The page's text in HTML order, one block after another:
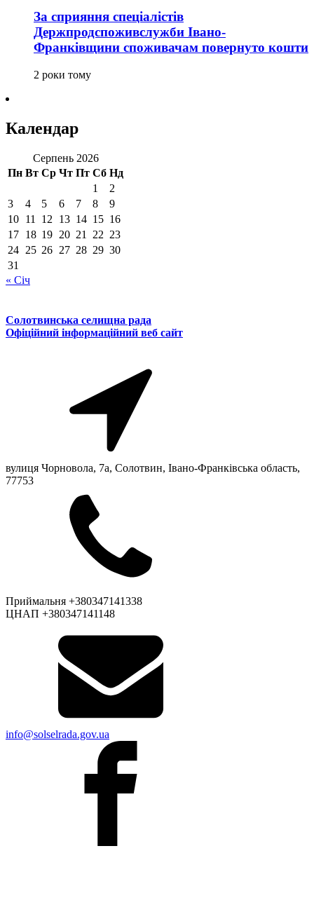
За сприяння спеціалістів
Держпродспоживслужби Івано-
Франківщини споживачам повернуто кошти
2 роки тому
Календар
Серпень 2026
Пн Вт Ср Чт Пт Сб Нд
1
2
3
4 5 6 7 8
9
10 11 12 13 14 15 16
17 18 19 20 21 22 23
24 25 26 27 28 29 30
31
« Січ
Солотвинська селищна рада
Офіційний інформаційний веб сайт
вулиця Чорновола, 7a, Солотвин, Івано-Франківська область,
77753
Приймальня +380347141338
ЦНАП +380347141148
info@solselrada.gov.ua